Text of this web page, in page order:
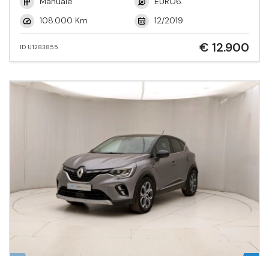
108.000 Km
12/2019
ID U1283855 € 12.900